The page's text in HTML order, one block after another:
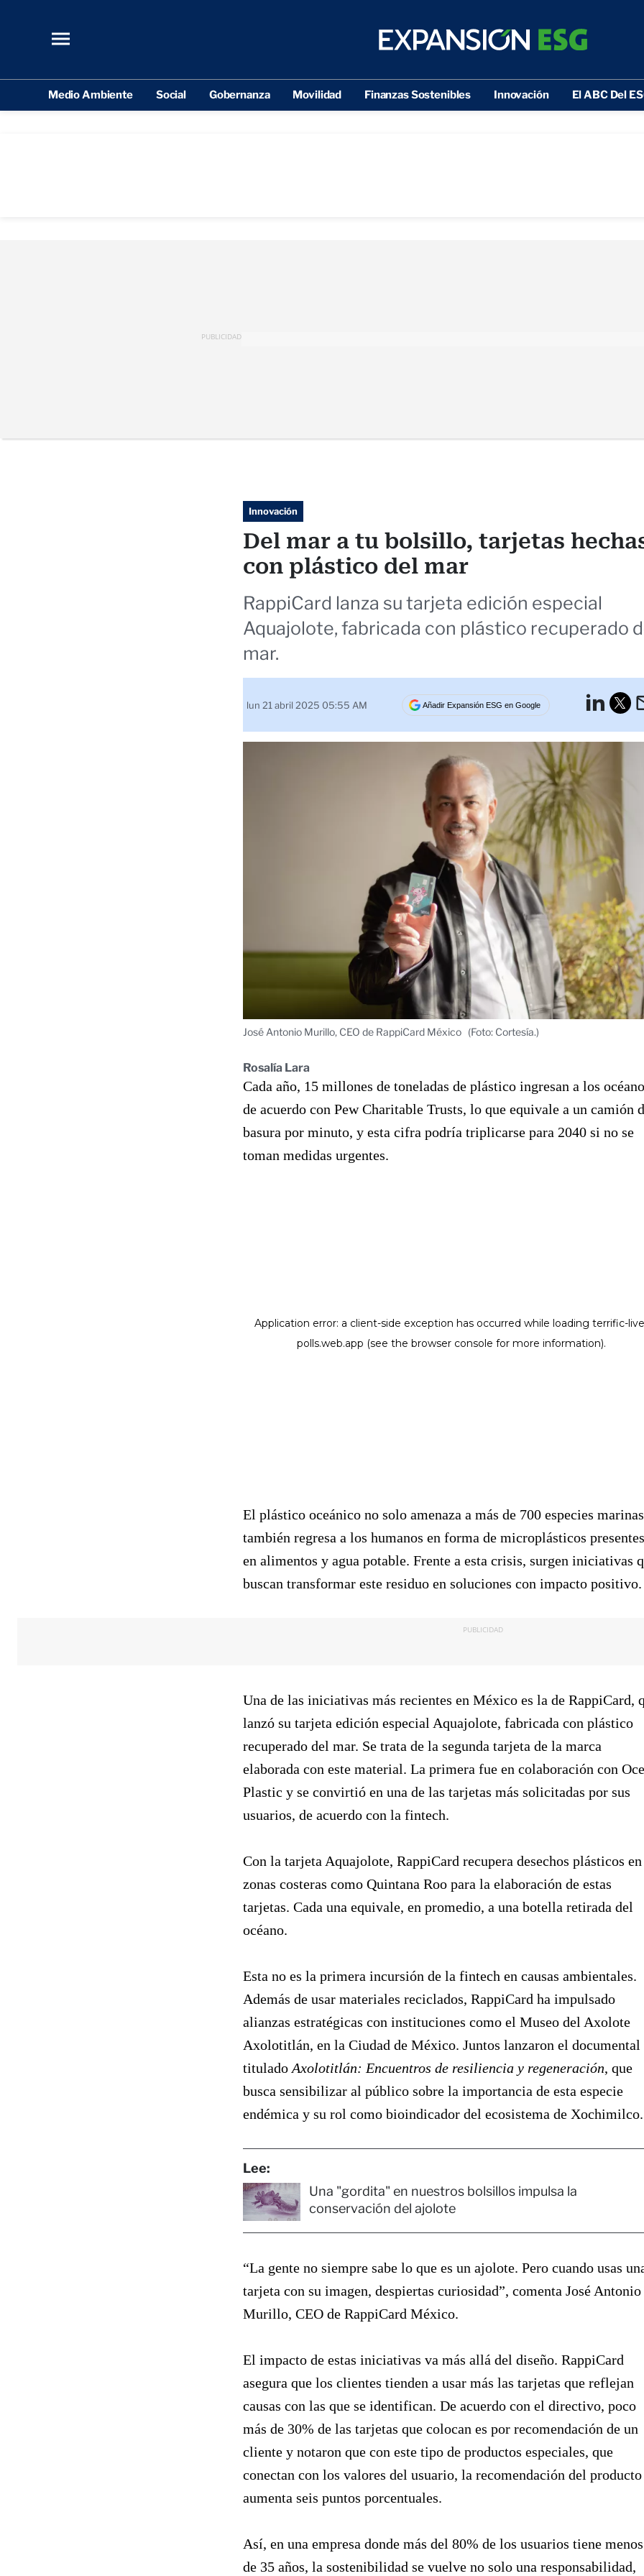
Medio Ambiente Social Gobernanza Movilidad Finanzas Sostenibles Innovación El ABC Del
PUBLICIDAD
Innovación
Del mar a tu bolsillo, tarjetas
con plástico del mar
RappiCard lanza su tarjeta edición especial
Aquajolote, fabricada con plástico recuperado
mar.
lun 21 abril 2025 05:55 AM Añadir Expansión ESG en Google
José Antonio Murillo, CEO de RappiCard México (Foto: Cortesía.)
Rosalía Lara
Cada año, 15 millones de toneladas de plástico ingresan a los
de acuerdo con Pew Charitable Trusts, lo que equivale a un camión
basura por minuto, y esta cifra podría triplicarse para 2040 si no se
toman medidas urgentes.
El plástico oceánico no solo amenaza a más de 700 especies
también regresa a los humanos en forma de microplásticos presentes
en alimentos y agua potable. Frente a esta crisis, surgen iniciativas
buscan transformar este residuo en soluciones con impacto positivo.
PUBLICIDAD
Una de las iniciativas más recientes en México es la de RappiCard,
lanzó su tarjeta edición especial Aquajolote, fabricada con plástico
recuperado del mar. Se trata de la segunda tarjeta de la marca
elaborada con este material. La primera fue en colaboración con
Plastic y se convirtió en una de las tarjetas más solicitadas por sus
usuarios, de acuerdo con la fintech.
Con la tarjeta Aquajolote, RappiCard recupera desechos plásticos en
zonas costeras como Quintana Roo para la elaboración de estas
tarjetas. Cada una equivale, en promedio, a una botella retirada del
océano.
Esta no es la primera incursión de la fintech en causas ambientales.
Además de usar materiales reciclados, RappiCard ha impulsado
alianzas estratégicas con instituciones como el Museo del Axolote
Axolotitlán, en la Ciudad de México. Juntos lanzaron el documental
titulado Axolotitlán: Encuentros de resiliencia y regeneración, que
busca sensibilizar al público sobre la importancia de esta especie
endémica y su rol como bioindicador del ecosistema de Xochimilco.
Lee:
Una "gordita" en nuestros bolsillos impulsa la
conservación del ajolote
“La gente no siempre sabe lo que es un ajolote. Pero cuando usas
tarjeta con su imagen, despiertas curiosidad”, comenta José Antonio
Murillo, CEO de RappiCard México.
El impacto de estas iniciativas va más allá del diseño. RappiCard
asegura que los clientes tienden a usar más las tarjetas que reflejan
causas con las que se identifican. De acuerdo con el directivo, poco
más de 30% de las tarjetas que colocan es por recomendación de un
cliente y notaron que con este tipo de productos especiales, que
conectan con los valores del usuario, la recomendación del producto
aumenta seis puntos porcentuales.
Así, en una empresa donde más del 80% de los usuarios tiene menos
de 35 años, la sostenibilidad se vuelve no solo una responsabilidad,